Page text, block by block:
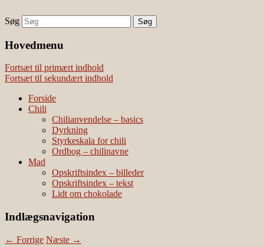
Наши партнеры
лучшие займы
Vivis chili
chili – dyrkning og mad
Søg
Hovedmenu
Fortsæt til primært indhold
Fortsæt til sekundært indhold
Forside
Chili
Chilianvendelse – basics
Dyrkning
Styrkeskala for chili
Ordbog – chilinavne
Mad
Opskriftsindex – billeder
Opskriftsindex – tekst
Lidt om chokolade
Indlægsnavigation
← Forrige Næste →